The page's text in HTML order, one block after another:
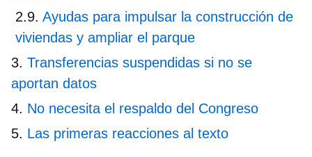
Ayudas para impulsar la construcción de
viviendas y ampliar el parque
Transferencias suspendidas si no se
aportan datos
No necesita el respaldo del Congreso
Las primeras reacciones al texto